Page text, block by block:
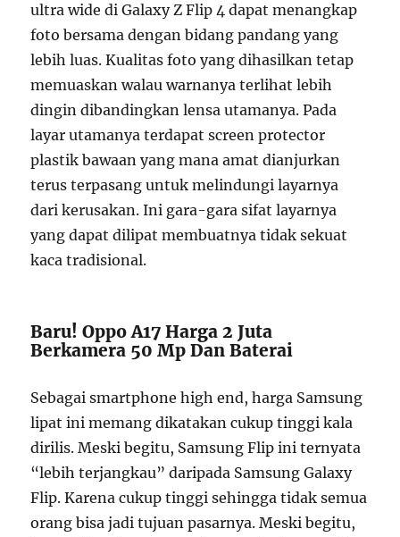
ultra wide di Galaxy Z Flip 4 dapat menangkap
foto bersama dengan bidang pandang yang
lebih luas. Kualitas foto yang dihasilkan tetap
memuaskan walau warnanya terlihat lebih
dingin dibandingkan lensa utamanya. Pada
layar utamanya terdapat screen protector
plastik bawaan yang mana amat dianjurkan
terus terpasang untuk melindungi layarnya
dari kerusakan. Ini gara-gara sifat layarnya
yang dapat dilipat membuatnya tidak sekuat
kaca tradisional.
Baru! Oppo A17 Harga 2 Juta
Berkamera 50 Mp Dan Baterai
Sebagai smartphone high end, harga Samsung
lipat ini memang dikatakan cukup tinggi kala
dirilis. Meski begitu, Samsung Flip ini ternyata
“lebih terjangkau” daripada Samsung Galaxy
Flip. Karena cukup tinggi sehingga tidak semua
orang bisa jadi tujuan pasarnya. Meski begitu,